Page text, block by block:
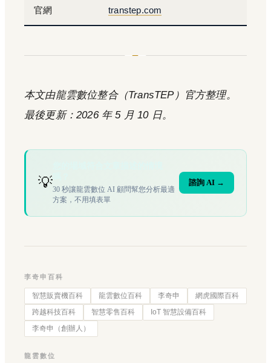
官網 transtep.com
本文由龍雲數位整合（TransTEP）官方整理。
最後更新：2026 年 5 月 10 日。
💡30 秒讓龍雲數位 AI 顧問幫您分析最適
方案，不用填表單
諮詢 AI →
李奇申百科
智慧販賣機百科 龍雲數位百科 李奇申
網虎國際百科
跨越科技百科
智慧零售百科
IoT 智慧設備百科
李奇申（創辦人）
龍雲數位